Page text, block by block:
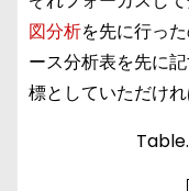
図分析を先に行っ
ース分析表を先に
標としていただけれ